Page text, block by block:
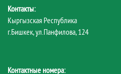
Контакты:
Кыргызская Республика
г.Бишкек, ул.Панфилова, 124
Контактные номера: